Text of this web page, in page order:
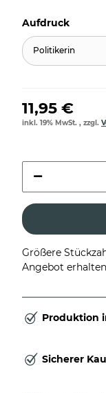
Aufdruck
Politikerin
11,95 €
inkl. 19% MwSt. , zzgl.
Größere
Angebot
Produktion
Sicherer